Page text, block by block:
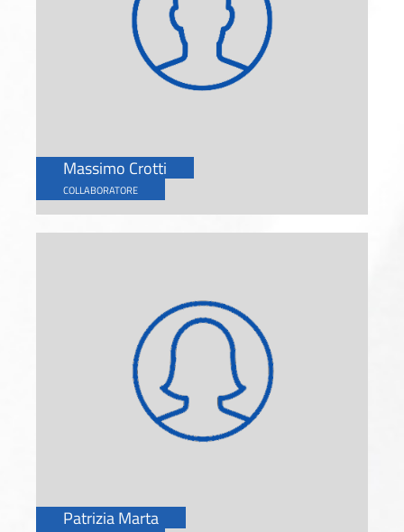
Massimo Crotti
COLLABORATORE
Patrizia Marta